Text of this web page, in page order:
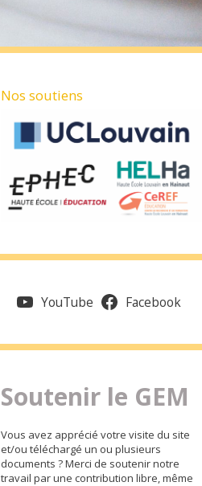
Nos soutiens
YouTube Facebook
Soutenir le GEM
Vous avez apprécié votre visite du site
et/ou téléchargé un ou plusieurs
documents ? Merci de soutenir notre
travail par une contribution libre, même